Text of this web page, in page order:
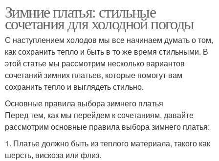
Зимние платья: стильные
сочетания для холодной погоды
С наступлением холодов мы все начинаем думать о том,
как сохранить тепло и быть в то же время стильными. В
этой статье мы рассмотрим несколько вариантов
сочетаний зимних платьев, которые помогут вам
сохранить тепло и выглядеть стильно.
Основные правила выбора зимнего платья
Перед тем, как мы перейдем к сочетаниям, давайте
рассмотрим основные правила выбора зимнего платья:
1. Платье должно быть из теплого материала, такого как
шерсть, вискоза или флиз.